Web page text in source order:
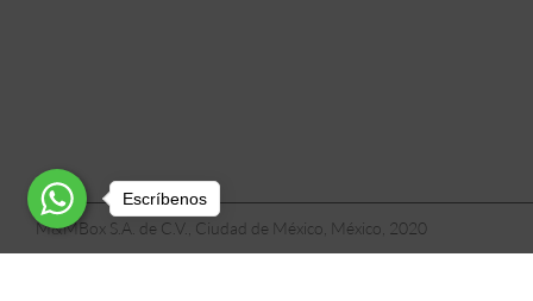
M&MBox S.A. de C.V., Ciudad de México, México, 2020
Escríbenos